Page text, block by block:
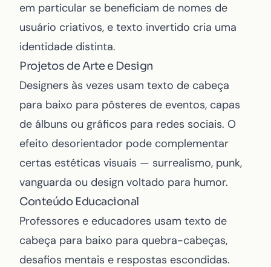
em particular se beneficiam de nomes de
usuário criativos, e texto invertido cria uma
identidade distinta.
Projetos de Arte e Design
Designers às vezes usam texto de cabeça
para baixo para pôsteres de eventos, capas
de álbuns ou gráficos para redes sociais. O
efeito desorientador pode complementar
certas estéticas visuais — surrealismo, punk,
vanguarda ou design voltado para humor.
Conteúdo Educacional
Professores e educadores usam texto de
cabeça para baixo para quebra-cabeças,
desafios mentais e respostas escondidas.